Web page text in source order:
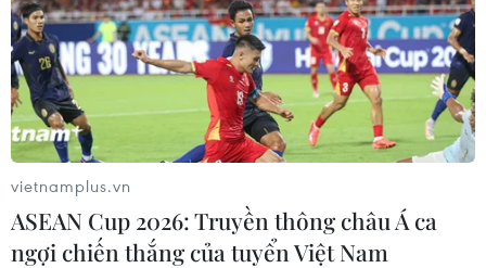
vietnamplus.vn
ASEAN Cup 2026: Truyền thông châu Á ca
ngợi chiến thắng của tuyển Việt Nam